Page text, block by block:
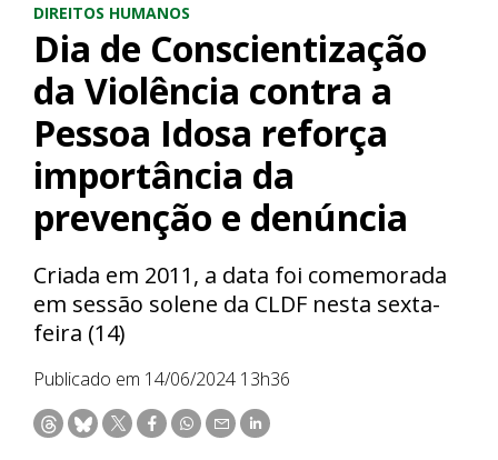
DIREITOS HUMANOS
Dia de Conscientização
da Violência contra a
Pessoa Idosa reforça
importância da
prevenção e denúncia
Criada em 2011, a data foi comemorada
em sessão solene da CLDF nesta sexta-
feira (14)
Publicado em 14/06/2024 13h36